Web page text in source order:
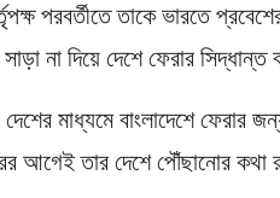
পরবর্তীতে তাকে ভারতে
না দিয়ে দেশে ফেরার সিদ্ধান্ত
মাধ্যমে বাংলাদেশে ফেরার
আগেই তার দেশে পৌঁছানোর কথা